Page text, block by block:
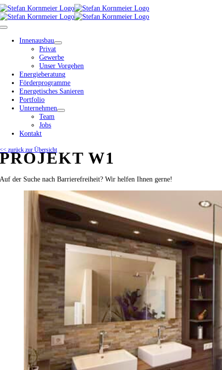
Zum
Inhalt
springen
Toggle
NavigationInnenausbau
Privat
Gewerbe
Unser Vorgehen
Energieberatung
Förderprogramme
Energetisches Sanieren
Portfolio
Unternehmen
Team
Jobs
Kontakt
<< zurück zur Übersicht
PROJEKT W1
Auf der Suche nach Barrierefreiheit? Wir helfen Ihnen gerne!
View
Larger
Image